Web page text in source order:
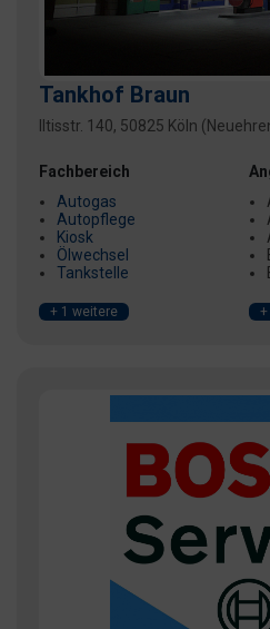
Tankhof Braun
Iltisstr. 140, 50825 Köln
Fachbereich
Autogas
Autopflege
Kiosk
Ölwechsel
Tankstelle
+ 1 weitere